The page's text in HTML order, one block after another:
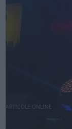
ARTICOLE ONLINE
Ruja Ignatova și
istorie. Ce a